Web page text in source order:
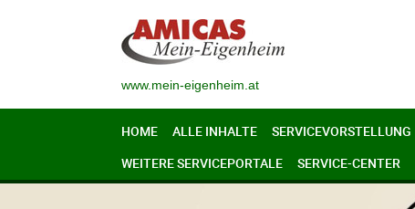
www.mein-eigenheim.at
HOME ALLE INHALTE SERVICEVORSTELLUNG
WEITERE SERVICEPORTALE
SERVICE-CENTER